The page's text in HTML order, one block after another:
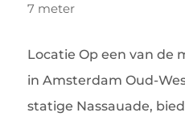
7 meter
Locatie Op een van de
in Amsterdam Oud-
statige Nassauade,